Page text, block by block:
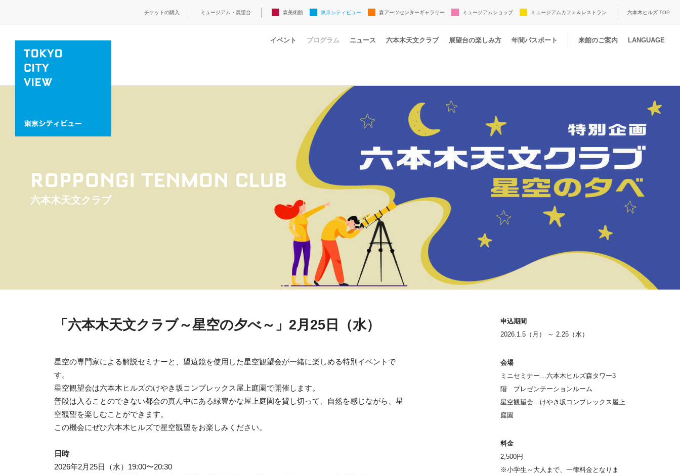
チケットの購入 ミュージアム・展望台 森美術館 東京シティビュー 森アーツセンターギャラリー ミュージアムショップ ミュージアムカフェ＆レストラン 六本木ヒルズ TOP
イベント プログラム ニュース 六本木天文クラブ 展望台の楽しみ方 年間パスポート 来館のご案内 LANGUAGE
ROPPONGI TENMON CLUB
六本木天文クラブ
「六本木天文クラブ～星空の夕べ～」2月25日（水）
星空の専門家による解説セミナーと、望遠鏡を使用した星空観望会が一緒に楽しめる特別イベントで
す。
星空観望会は六本木ヒルズのけやき坂コンプレックス屋上庭園で開催します。
普段は入ることのできない都会の真ん中にある緑豊かな屋上庭園を貸し切って、自然を感じながら、星
空観望を楽しむことができます。
この機会にぜひ六本木ヒルズで星空観望をお楽しみください。
日時
2026年2月25日（水）19:00〜20:30
申込期間
2026.1.5（月） ～ 2.25（水）
会場
ミニセミナー…六本木ヒルズ森タワー3
階 プレゼンテーションルーム
星空観望会…けやき坂コンプレックス屋上
庭園
料金
2,500円
※小学生～大人まで、一律料金となりま